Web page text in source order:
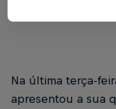
Na última terça-
apresentou a sua